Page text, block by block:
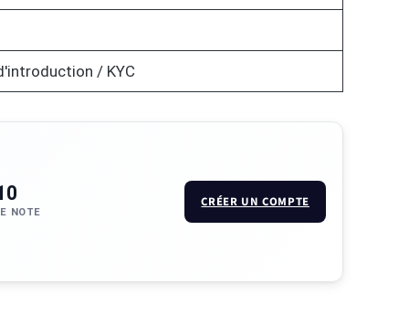
/ KYC
NOTE
CRÉER UN COMPTE